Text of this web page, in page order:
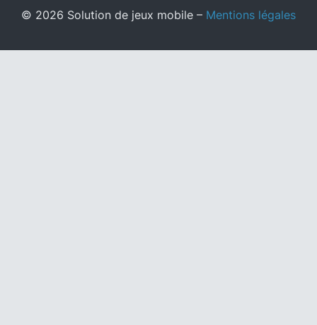
© 2026 Solution de jeux mobile – Mentions légales